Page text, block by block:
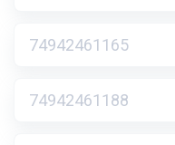
74942461165
74942461188